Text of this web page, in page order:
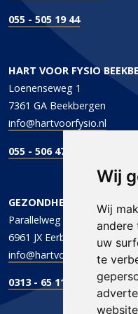
Wij
Wij
andere
uw
te
055 - 505 19 44
HART VOOR FYSIO
Loenenseweg 1
7361 GA Beekbergen
info@hartvoorfysio.nl
055 - 506 47 47
GEZONDHEIDSCENTRUM
Parallelweg 1
6961 JX Eerbeek
info@hartvoorfysio.nl
0313 - 65 11 96